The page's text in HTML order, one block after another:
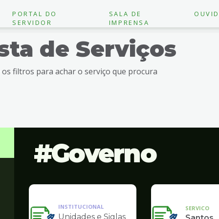
PORTAL DO
SERVIDOR
SALA DE
IMPRENSA
de Serviços
os filtros para achar o serviço que procura
Governo
INSTITUCIONAL
Unidades e Siglas
SERVICO